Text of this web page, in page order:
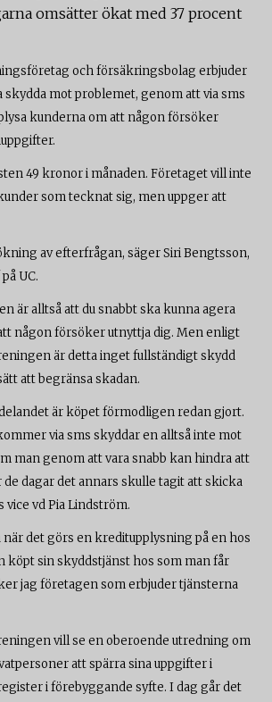
omsätter ökat med 37 procent
och försäkringsbolag erbjuder
skydda mot problemet, genom att via sms
kunderna om att någon försöker
49 kronor i månaden. Företaget vill inte
som tecknat sig, men uppger att
av efterfrågan, säger Siri Bengtsson,
UC.
är alltså att du snabbt ska kunna agera
någon försöker utnyttja dig. Men enligt
är detta inget fullständigt skydd
att begränsa skadan.
är köpet förmodligen redan gjort.
via sms skyddar en alltså inte mot
man genom att vara snabb kan hindra att
dagar det annars skulle tagit att skicka
vice vd Pia Lindström.
när det görs en kreditupplysning på en hos
köpt sin skyddstjänst hos som man får
jag företagen som erbjuder tjänsterna
vill se en oberoende utredning om
att spärra sina uppgifter i
i förebyggande syfte. I dag går det